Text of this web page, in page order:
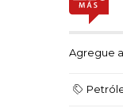
Agregue